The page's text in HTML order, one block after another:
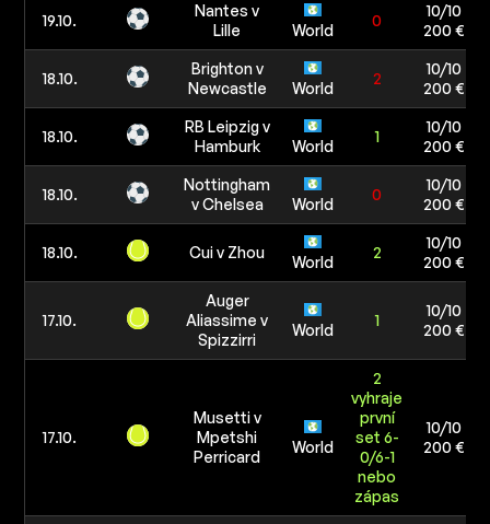
19.10.
Nantes v
Lille
World
0
10/10
200 €
18.10.
Brighton v
Newcastle
World
2
10/10
200 €
18.10.
RB Leipzig v
Hamburk
World
1
10/10
200 €
18.10.
Nottingham
v Chelsea
World
0
10/10
200 €
18.10. Cui v Zhou
World
2
10/10
200 €
17.10.
Auger
Aliassime v
Spizzirri
World
1
10/10
200 €
17.10.
Musetti v
Mpetshi
Perricard
World
2
vyhraje
první
set 6-
0/6-1
nebo
zápas
10/10
200 €